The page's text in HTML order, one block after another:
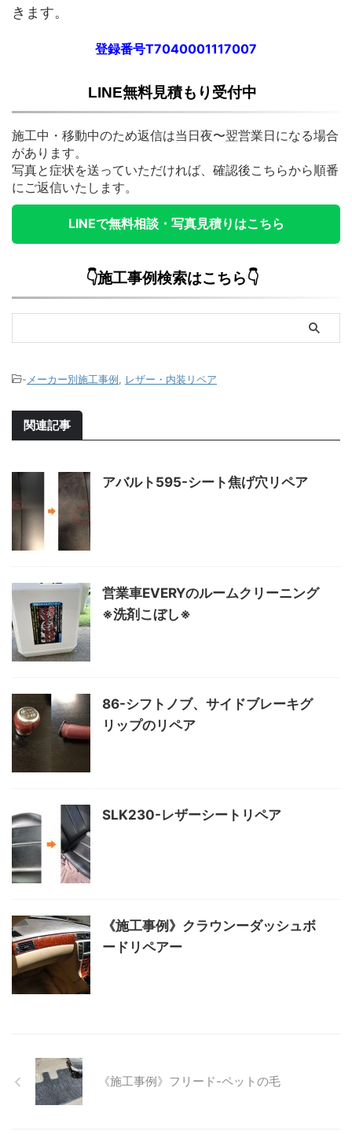
きます。
登録番号T7040001117007
LINE無料見積もり受付中
施工中・移動中のため返信は当日夜〜翌営業日になる場合
があります。
写真と症状を送っていただければ、確認後こちらから順番
にご返信いたします。
LINEで無料相談・写真見積りはこちら
👇施工事例検索はこちら👇
- メーカー別施工事例 レザー・内装リペア
関連記事
アバルト595-シート焦げ穴リペア
営業車EVERYのルームクリーニング
※洗剤こぼし※
86-シフトノブ、サイドブレーキグ
リップのリペア
SLK230-レザーシートリペア
《施工事例》クラウンーダッシュボ
ードリペアー
《施工事例》フリード-ペットの毛